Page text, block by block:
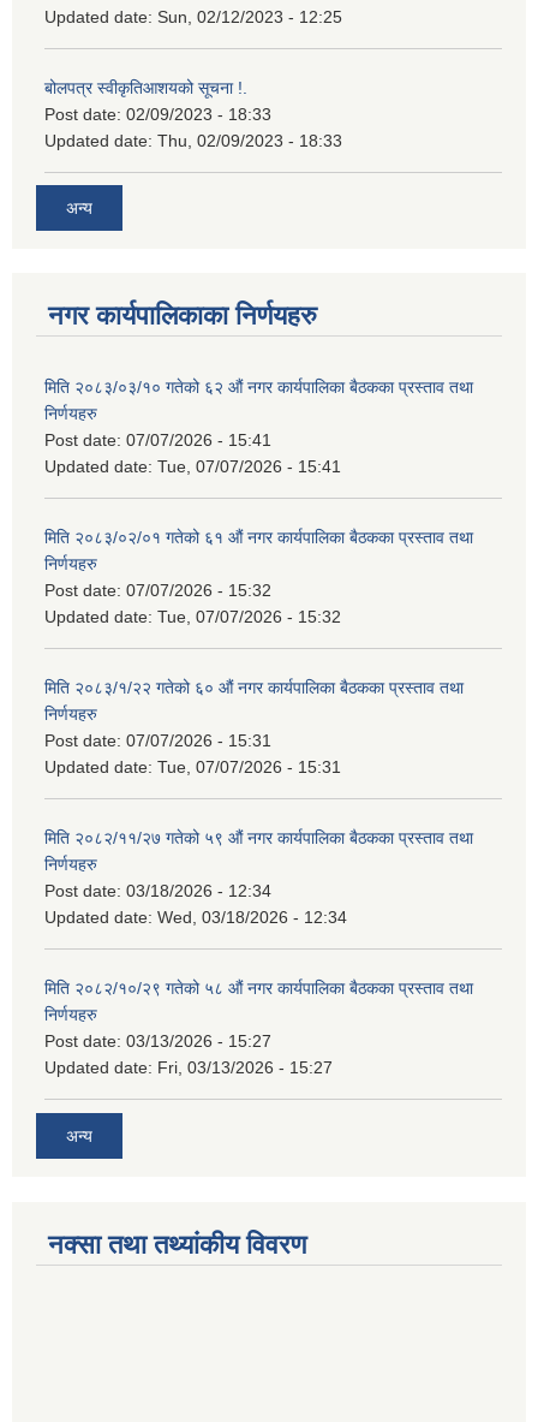
Updated date: Sun, 02/12/2023 - 12:25
बोलपत्र स्वीकृतिआशयको सूचना !.
Post date: 02/09/2023 - 18:33
Updated date: Thu, 02/09/2023 - 18:33
अन्य
नगर कार्यपालिकाका निर्णयहरु
मिति २०८३/०३/१० गतेको ६२ औं नगर कार्यपालिका बैठकका प्रस्ताव तथा
निर्णयहरु
Post date: 07/07/2026 - 15:41
Updated date: Tue, 07/07/2026 - 15:41
मिति २०८३/०२/०१ गतेको ६१ औं नगर कार्यपालिका बैठकका प्रस्ताव तथा
निर्णयहरु
Post date: 07/07/2026 - 15:32
Updated date: Tue, 07/07/2026 - 15:32
मिति २०८३/१/२२ गतेको ६० औं नगर कार्यपालिका बैठकका प्रस्ताव तथा
निर्णयहरु
Post date: 07/07/2026 - 15:31
Updated date: Tue, 07/07/2026 - 15:31
मिति २०८२/११/२७ गतेको ५९ औं नगर कार्यपालिका बैठकका प्रस्ताव तथा
निर्णयहरु
Post date: 03/18/2026 - 12:34
Updated date: Wed, 03/18/2026 - 12:34
मिति २०८२/१०/२९ गतेको ५८ औं नगर कार्यपालिका बैठकका प्रस्ताव तथा
निर्णयहरु
Post date: 03/13/2026 - 15:27
Updated date: Fri, 03/13/2026 - 15:27
अन्य
नक्सा तथा तथ्यांकीय विवरण